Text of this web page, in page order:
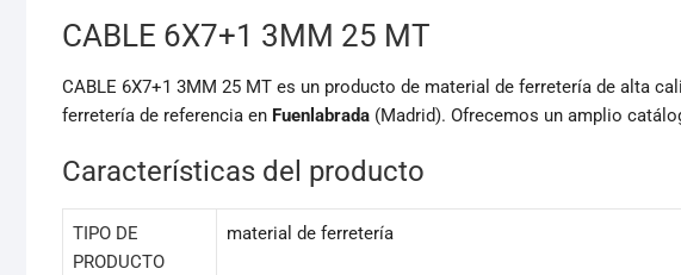
CABLE 6X7+1 3MM 25 MT
CABLE 6X7+1 3MM 25 MT es un producto de material de ferretería de alta
ferretería de referencia en Fuenlabrada (Madrid). Ofrecemos un amplio
Características del producto
TIPO DE
PRODUCTO
material de ferretería